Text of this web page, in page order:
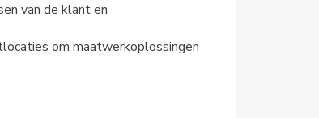
van de klant en
om maatwerkoplossingen